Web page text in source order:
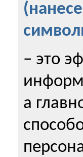
– это
а